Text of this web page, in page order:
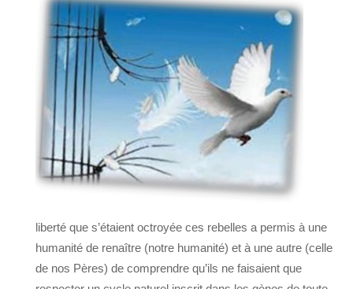
liberté que s’étaient octroyée ces rebelles a permis à une
humanité de renaître (notre humanité) et à une autre (celle
de nos Pères) de comprendre qu’ils ne faisaient que